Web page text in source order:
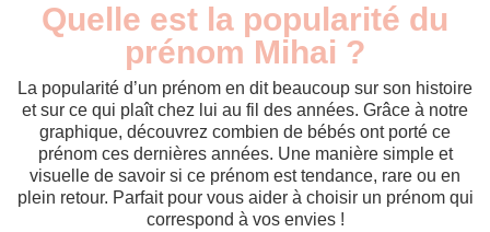
Quelle est la popularité du
prénom Mihai ?
La popularité d’un prénom en dit beaucoup sur son histoire
et sur ce qui plaît chez lui au fil des années. Grâce à notre
graphique, découvrez combien de bébés ont porté ce
prénom ces dernières années. Une manière simple et
visuelle de savoir si ce prénom est tendance, rare ou en
plein retour. Parfait pour vous aider à choisir un prénom qui
correspond à vos envies !
Année
Nouveaux-
nés
2014
7
2015
7
2017
7
2022
5
2024
7